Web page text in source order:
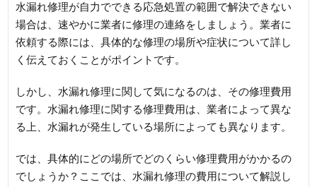
水漏れ修理が自力でできる応急処置の範囲で解決できない
場合は、速やかに業者に修理の連絡をしましょう。業者に
依頼する際には、具体的な修理の場所や症状について詳し
く伝えておくことがポイントです。
しかし、水漏れ修理に関して気になるのは、その修理費用
です。水漏れ修理に関する修理費用は、業者によって異な
る上、水漏れが発生している場所によっても異なります。
では、具体的にどの場所でどのくらい修理費用がかかるの
でしょうか？ここでは、水漏れ修理の費用について解説し